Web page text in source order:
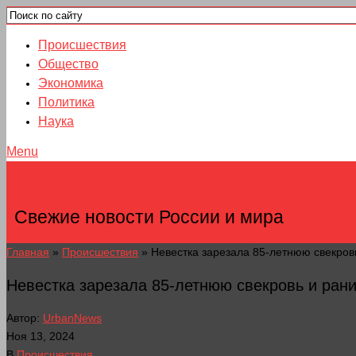
Происшествия
Общество
Экономика
Политика
Наука
Menu
Свежие новости России и мира
Главная » Происшествия » Невестка зарезала 85-летнюю
Невестка зарезала 85-летнюю свекровь и
Автор: UrbanNews
Ноя 13, 2024